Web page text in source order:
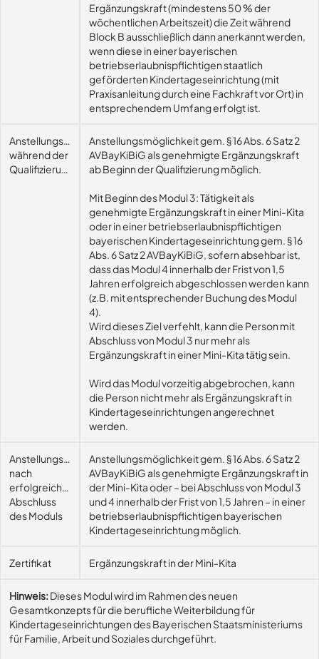
Ergänzungskraft (mindestens 50 % der
wöchentlichen Arbeitszeit) die Zeit während
Block B ausschließlich dann anerkannt werden,
wenn diese in einer bayerischen
betriebserlaubnispflichtigen staatlich
geförderten Kindertageseinrichtung (mit
Praxisanleitung durch eine Fachkraft vor Ort) in
entsprechendem Umfang erfolgt ist.
Anstellungsmöglichkeit
während der
Qualifizierung
Anstellungsmöglichkeit gem. § 16 Abs. 6 Satz 2
AVBayKiBiG als genehmigte Ergänzungskraft
ab Beginn der Qualifizierung möglich.
Mit Beginn des Modul 3: Tätigkeit als
genehmigte Ergänzungskraft in einer Mini-Kita
oder in einer betriebserlaubnispflichtigen
bayerischen Kindertageseinrichtung gem. § 16
Abs. 6 Satz 2 AVBayKiBiG, sofern absehbar ist,
dass das Modul 4 innerhalb der Frist von 1,5
Jahren erfolgreich abgeschlossen werden kann
(z.B. mit entsprechender Buchung des Modul
4).
Wird dieses Ziel verfehlt, kann die Person mit
Abschluss von Modul 3 nur mehr als
Ergänzungskraft in einer Mini-Kita tätig sein.
Wird das Modul vorzeitig abgebrochen, kann
die Person nicht mehr als Ergänzungskraft in
Kindertageseinrichtungen angerechnet
werden.
Anstellungsmöglichkeit
nach
erfolgreichem
Abschluss
des Moduls
Anstellungsmöglichkeit gem. § 16 Abs. 6 Satz 2
AVBayKiBiG als genehmigte Ergänzungskraft in
der Mini-Kita oder – bei Abschluss von Modul 3
und 4 innerhalb der Frist von 1,5 Jahren – in einer
betriebserlaubnispflichtigen bayerischen
Kindertageseinrichtung möglich.
Zertifikat Ergänzungskraft in der Mini-Kita
Hinweis:Dieses Modul wird im Rahmen des neuen
Gesamtkonzepts für die berufliche Weiterbildung für
Kindertageseinrichtungen des Bayerischen Staatsministeriums
für Familie, Arbeit und Soziales durchgeführt.